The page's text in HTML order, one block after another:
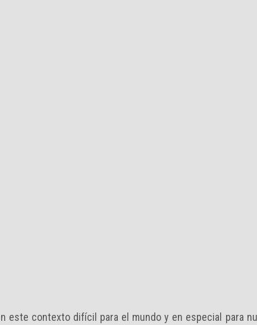
este contexto difícil para el mundo y en especial para